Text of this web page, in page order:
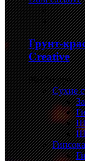
Грунт-
Creative
999,00 руб.
Сухие